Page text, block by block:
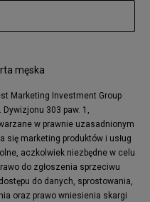
męska
Marketing Investment Group
303 paw. 1,
w prawnie uzasadnionym
się marketing produktów i usług
aczkolwiek niezbędne w celu
do zgłoszenia sprzeciwu
do danych, sprostowania,
oraz prawo wniesienia skargi